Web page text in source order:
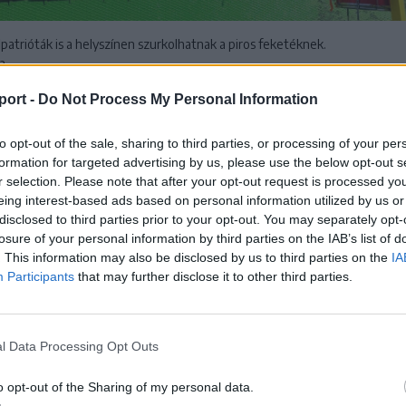
- Do Not Process My Personal Information
opt-out of the sale, sharing to third parties, or processing of your
for targeted advertising by us, please use the below opt-out
selection. Please note that after your opt-out request is processed
interest-based ads based on personal information utilized by us
to third parties prior to your opt-out. You may separately
of your personal information by third parties on the IAB’s list of
This information may also be disclosed by us to third parties on the
Participants that may further disclose it to other third parties.
Data Processing Opt Outs
opt-out of the Sharing of my personal data.
is a helyszínen szurkolhatnak a piros feketéknek.
tabelláján a Bákói FC jelenleg a 15. pozíciót foglalja el 9
csapat a Sepsi OSK ellen hazai pályán igyekszik
és ellensúlyozni eddigi gyengébb idegenbeli
szurkolóinak, hogy bár a televízióban nem, a klub
élőben követhető lesz a szombati mérkőzés.
HOZZÁ!